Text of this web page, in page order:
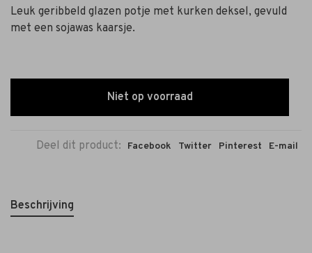
Leuk geribbeld glazen potje met kurken deksel, gevuld
met een sojawas kaarsje.
Niet op voorraad
Deel dit product: Facebook Twitter Pinterest E-mail
Beschrijving